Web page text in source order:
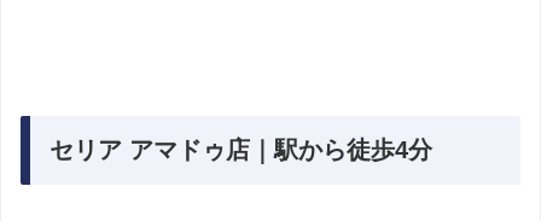
セリア アマドゥ店｜駅から徒歩4分